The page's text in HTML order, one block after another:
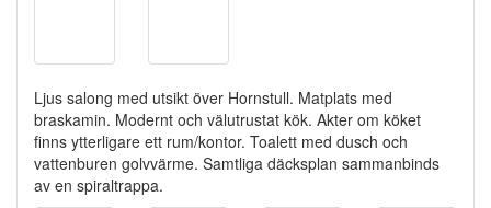
Ljus salong med utsikt över Hornstull. Matplats med
braskamin. Modernt och välutrustat kök. Akter om köket
finns ytterligare ett rum/kontor. Toalett med dusch och
vattenburen golvvärme. Samtliga däcksplan sammanbinds
av en spiraltrappa.